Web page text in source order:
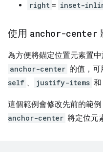
right = inset-
使用 anchor-center
為方便將錨定位置元素置
anchor-center 的值，可
self 、 justify-items 和
這個範例會修改先前的範
anchor-center 將定位元